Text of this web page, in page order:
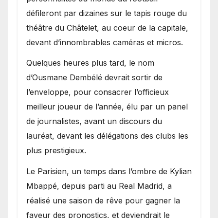
défileront par dizaines sur le tapis rouge du
théâtre du Châtelet, au coeur de la capitale,
devant d’innombrables caméras et micros.
Quelques heures plus tard, le nom
d’Ousmane Dembélé devrait sortir de
l’enveloppe, pour consacrer l’officieux
meilleur joueur de l’année, élu par un panel
de journalistes, avant un discours du
lauréat, devant les délégations des clubs les
plus prestigieux.
Le Parisien, un temps dans l’ombre de Kylian
Mbappé, depuis parti au Real Madrid, a
réalisé une saison de rêve pour gagner la
faveur des pronostics, et deviendrait le